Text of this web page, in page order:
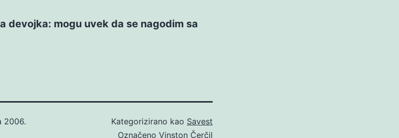
devojka: mogu uvek da se nagodim sa
2006.
Kategorizirano kao Savest
Označeno Vinston Čerčil